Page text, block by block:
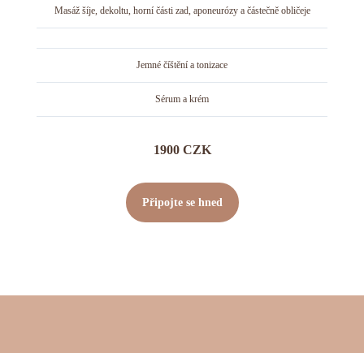
Masáž šíje, dekoltu, horní části zad, aponeurózy a částečně obličeje
Jemné číštění a tonizace
Sérum a krém
1900 CZK
Připojte se hned